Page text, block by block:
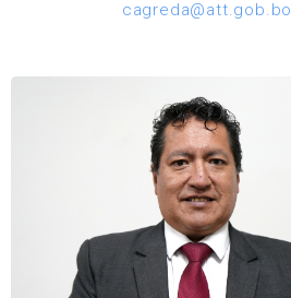
cagreda@att.gob.bo